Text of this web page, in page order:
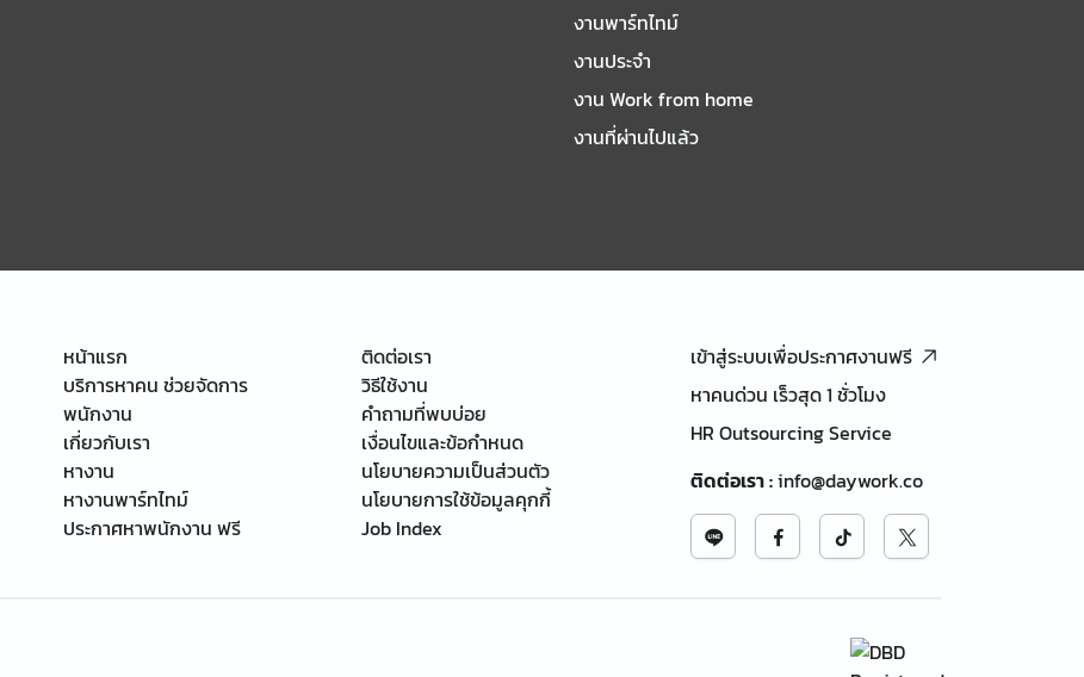
งานพาร์ทไทม์
งานประจำ
งาน Work from home
งานที่ผ่านไปแล้ว
หน้าแรก
บริการหาคน ช่วยจัดการ
พนักงาน
เกี่ยวกับเรา
หางาน
หางานพาร์ทไทม์
ประกาศหาพนักงาน ฟรี
ติดต่อเรา
วิธีใช้งาน
คำถามที่พบบ่อย
เงื่อนไขและข้อกำหนด
นโยบายความเป็นส่วนตัว
นโยบายการใช้ข้อมูลคุกกี้
Job Index
เข้าสู่ระบบเพื่อประกาศงานฟรี
หาคนด่วน เร็วสุด 1 ชั่วโมง
HR Outsourcing Service
ติดต่อเรา:info@daywork.co